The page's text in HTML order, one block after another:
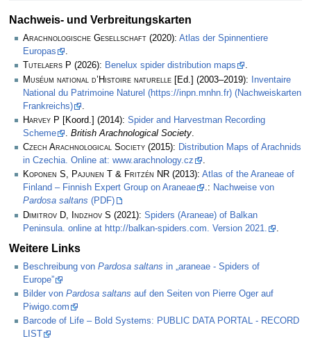
Nachweis- und Verbreitungskarten
Arachnologische Gesellschaft (2020): Atlas der Spinnentiere
Europas
.
Tutelaers P (2026): Benelux spider distribution maps
.
Muséum national d’Histoire naturelle [Ed.] (2003–2019):
Inventaire
National du Patrimoine Naturel (https://inpn.mnhn.fr) (Nachweiskarten
Frankreichs)
Harvey P [Koord.] (2014): Spider and Harvestman Recording
Scheme
British Arachnological Society
Czech Arachnological Society (2015): Distribution Maps of Arachnids
in Czechia. Online at: www.arachnology.cz
.
Koponen S, Pajunen T & Fritzén NR (2013): Atlas of the Araneae of
Finland – Finnish Expert Group on Araneae
.: Nachweise von
Pardosa saltans (PDF)
Dimitrov D, Indzhov S (2021): Spiders (Araneae) of Balkan
Peninsula. online at http://balkan-spiders.com. Version 2021.
Weitere Links
Beschreibung von Pardosa saltans in „araneae - Spiders of
Europe”
Bilder von Pardosa saltans auf den Seiten von Pierre Oger auf
Piwigo.com
Barcode of Life – Bold Systems: PUBLIC DATA PORTAL - RECORD
LIST